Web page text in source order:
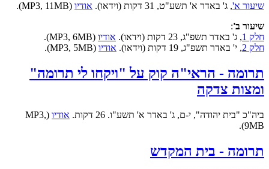
שיעור א', ג' באדר א' תשע"ט, 31 דקות (וידאו). אודיו (MP3, 11MB).
שיעור ב':
חלק 1
, ג' באדר תשפ"ג, 23 דקות (וידאו). אודיו (MP3, 6MB).
חלק 2
, י' באדר תשפ"ג, 19 דקות (וידאו). אודיו (MP3, 5MB).
תרומה - הראי"ה קוק על "ויקחו לי תרומה"
ומצות צדקה
ביה"כ "בית יהודה", י-ם, ג' באדר א' תשע"ו. 26 דקות. אודיו (MP3,
9MB).
תרומה - בית המקדש